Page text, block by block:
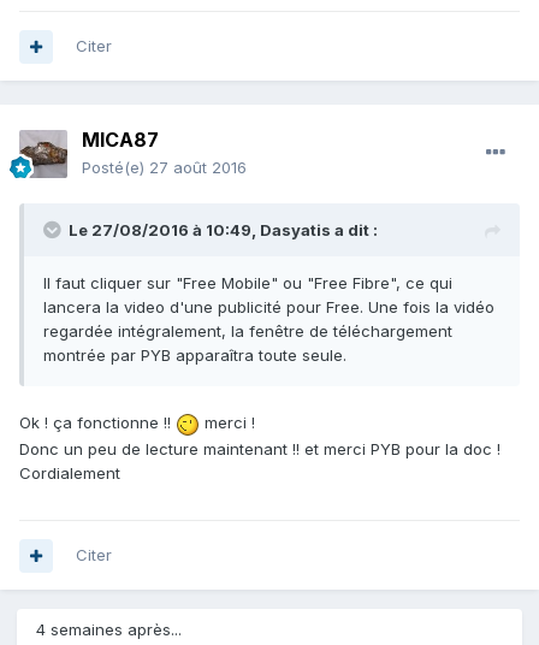
Citer
MICA87
Posté(e) 27 août 2016
Le 27/08/2016 à 10:49, Dasyatis a dit :
Il faut cliquer sur "Free Mobile" ou "Free Fibre", ce qui
lancera la video d'une publicité pour Free. Une fois la vidéo
regardée intégralement, la fenêtre de téléchargement
montrée par PYB apparaîtra toute seule.
Ok ! ça fonctionne !!
merci !
Donc un peu de lecture maintenant !! et merci PYB pour la doc !
Cordialement
Citer
4 semaines après...